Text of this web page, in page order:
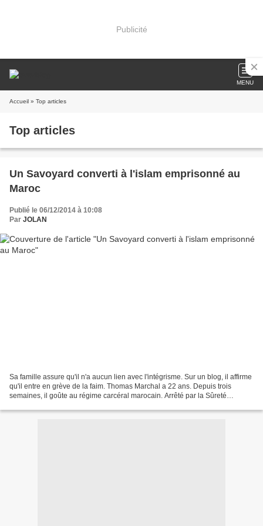
Publicité
MENU
Accueil » Top articles
Top articles
Un Savoyard converti à l'islam emprisonné au
Maroc
Publié le 06/12/2014 à 10:08
Par JOLAN
Sa famille assure qu'il n'a aucun lien avec l'intégrisme. Sur un blog, il affirme
qu'il entre en grève de la faim. Thomas Marchal a 22 ans. Depuis trois
semaines, il goûte au régime carcéral marocain. Arrêté par la Sûreté